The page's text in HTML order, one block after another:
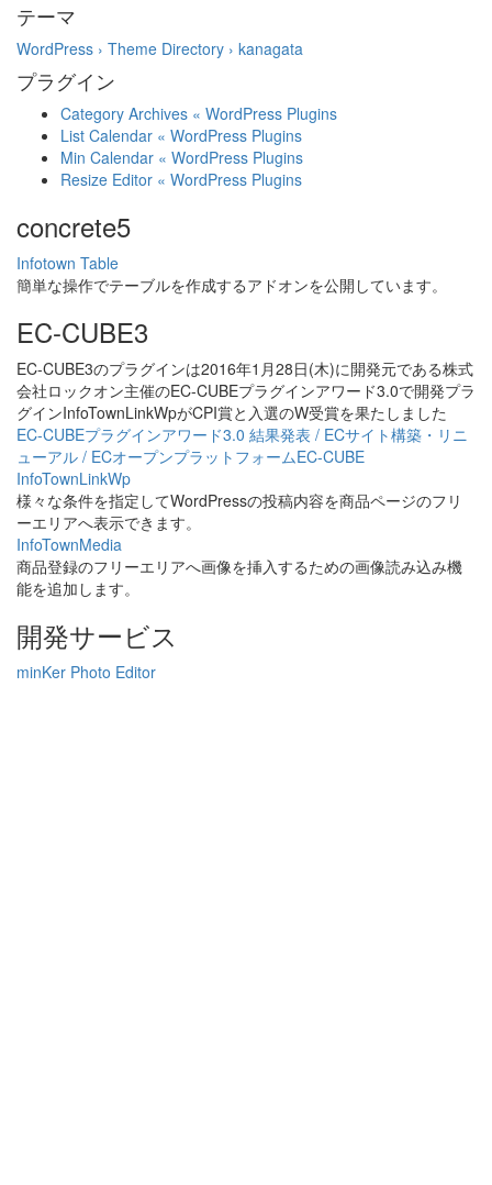
テーマ
WordPress › Theme Directory › kanagata
プラグイン
Category Archives « WordPress Plugins
List Calendar « WordPress Plugins
Min Calendar « WordPress Plugins
Resize Editor « WordPress Plugins
concrete5
Infotown Table
簡単な操作でテーブルを作成するアドオンを公開しています。
EC-CUBE3
EC-CUBE3のプラグインは2016年1月28日(木)に開発元である株式
会社ロックオン主催のEC-CUBEプラグインアワード3.0で開発プラ
グインInfoTownLinkWpがCPI賞と入選のW受賞を果たしました
EC-CUBEプラグインアワード3.0 結果発表 / ECサイト構築・リニ
ューアル / ECオープンプラットフォームEC-CUBE
InfoTownLinkWp
様々な条件を指定してWordPressの投稿内容を商品ページのフリ
ーエリアへ表示できます。
InfoTownMedia
商品登録のフリーエリアへ画像を挿入するための画像読み込み機
能を追加します。
開発サービス
minKer Photo Editor